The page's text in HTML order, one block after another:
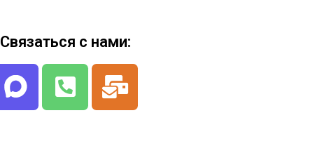
Связаться с нами: